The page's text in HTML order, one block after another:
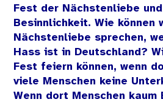
Fest der Nächstenliebe
Besinnlichkeit. Wie können
Nächstenliebe sprechen,
Hass ist in Deutschland?
Fest feiern können, wenn
viele Menschen keine
Wenn dort Menschen kaum